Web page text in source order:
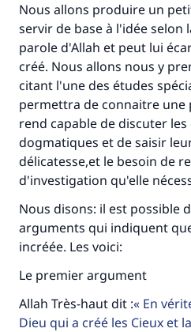
Nous allons produire un
servir de base à l'idée selon
parole d'Allah et peut lui
créé. Nous allons nous y
citant l'une des études
permettra de connaitre une
rend capable de discuter
dogmatiques et de saisir
délicatesse,et le besoin de
d'investigation qu'elle
Nous disons: il est possible
arguments qui indiquent
incréée. Les voici:
Le premier argument
Allah Très-haut dit :
En
Dieu qui a créé les Cieux et